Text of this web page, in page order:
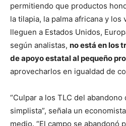
permitiendo que productos
la tilapia, la palma africana y
lleguen a Estados Unidos,
según analistas, no está en los
de apoyo estatal al pequeño
aprovecharlos en igualdad de
“Culpar a los TLC del
simplista”, señala un
medio. “El campo se abandonó